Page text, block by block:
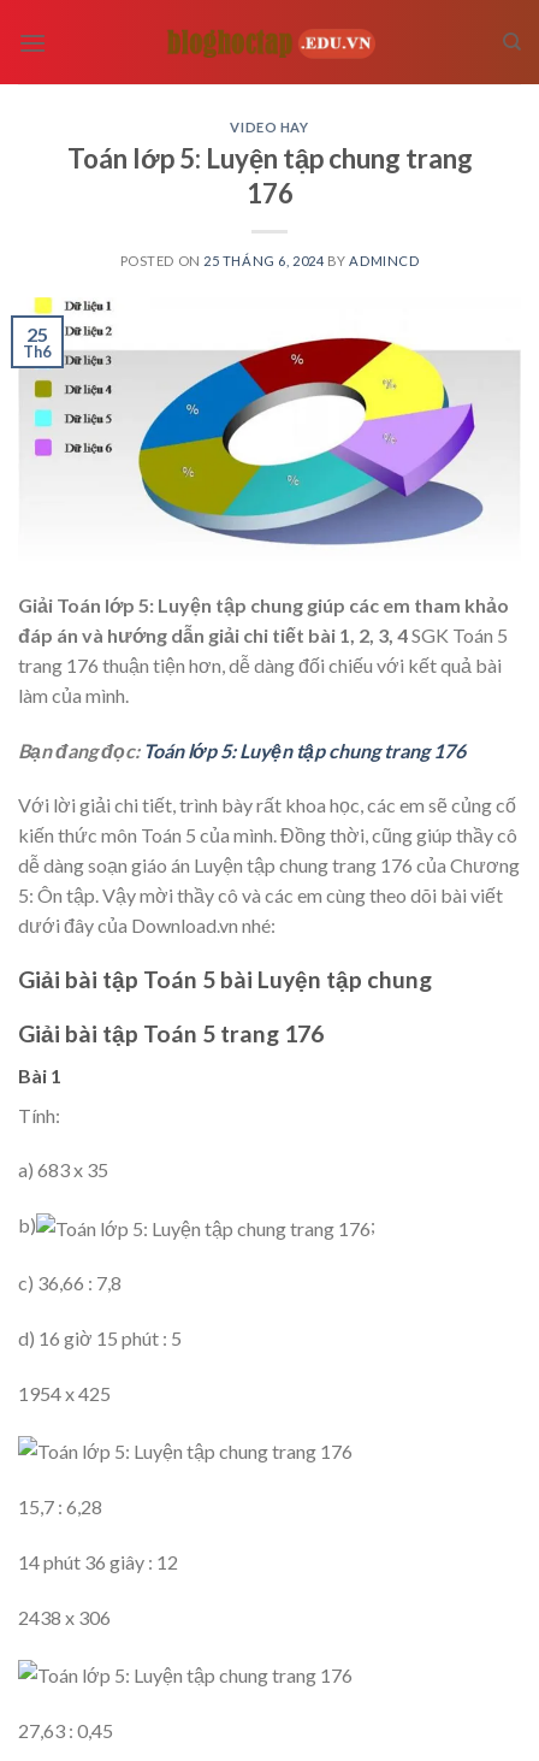
VIDEO HAY
Toán lớp 5: Luyện tập chung trang
176
POSTED ON 25 THÁNG 6, 2024 BY ADMINCD
25
Th6
Giải Toán lớp 5: Luyện tập chung giúp các em tham khảo
đáp án và hướng dẫn giải chi tiết bài 1, 2, 3, 4SGK Toán 5
trang 176 thuận tiện hơn, dễ dàng đối chiếu với kết quả bài
làm của mình.
Bạn đang đọc: Toán lớp 5: Luyện tập chung trang 176
Với lời giải chi tiết, trình bày rất khoa học, các em sẽ củng cố
kiến thức môn Toán 5 của mình. Đồng thời, cũng giúp thầy cô
dễ dàng soạn giáo án Luyện tập chung trang 176 của Chương
5: Ôn tập. Vậy mời thầy cô và các em cùng theo dõi bài viết
dưới đây của Download.vn nhé:
Giải bài tập Toán 5 bài Luyện tập chung
Giải bài tập Toán 5 trang 176
Bài 1
Tính:
a) 683 x 35
b) ;
c) 36,66 : 7,8
d) 16 giờ 15 phút : 5
1954 x 425
15,7 : 6,28
14 phút 36 giây : 12
2438 x 306
27,63 : 0,45